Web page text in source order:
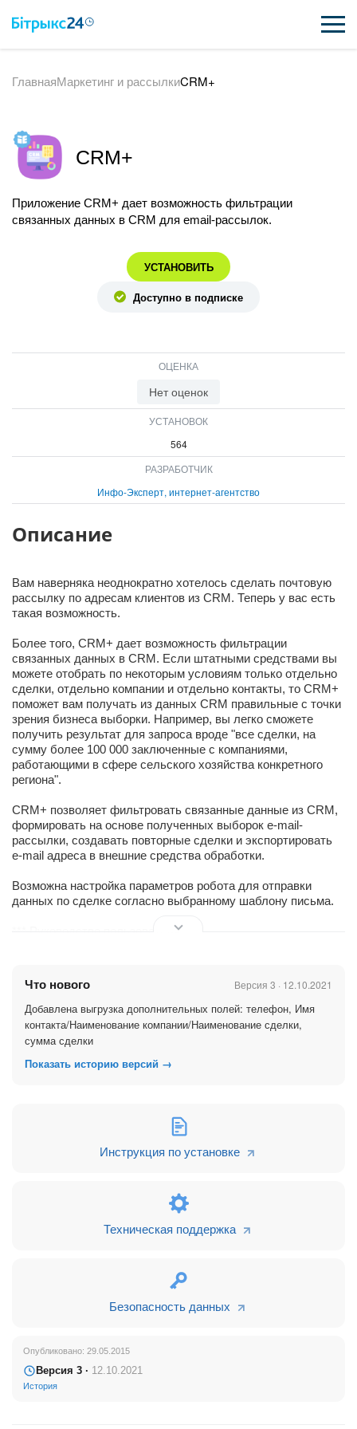
ВОЗМОЖНОСТИ
ИНТЕГРАЦИИ
ПОЛЕЗНОЕ
ВХОД
ГлавнаяМаркетинг и рассылкиCRM+
CRM+
Приложение CRM+ дает возможность фильтрации
связанных данных в CRM для email-рассылок.
УСТАНОВИТЬ
Доступно в подписке
ОЦЕНКА
Нет оценок
УСТАНОВОК
564
РАЗРАБОТЧИК
Инфо-Эксперт, интернет-агентство
Описание
Вам наверняка неоднократно хотелось сделать почтовую
рассылку по адресам клиентов из CRM. Теперь у вас есть
такая возможность.
Более того, CRM+ дает возможность фильтрации
связанных данных в CRM. Если штатными средствами вы
можете отобрать по некоторым условиям только отдельно
сделки, отдельно компании и отдельно контакты, то CRM+
поможет вам получать из данных CRM правильные с точки
зрения бизнеса выборки. Например, вы легко сможете
получить результат для запроса вроде "все сделки, на
сумму более 100 000 заключенные с компаниями,
работающими в сфере сельского хозяйства конкретного
региона".
CRM+ позволяет фильтровать связанные данные из CRM,
формировать на основе полученных выборок e-mail-
рассылки, создавать повторные сделки и экспортировать
e-mail адреса в внешние средства обработки.
Возможна настройка параметров робота для отправки
данных по сделке согласно выбранному шаблону письма.
*** Руководство пользователя:
Что нового Версия 3 · 12.10.2021
Добавлена выгрузка дополнительных полей: телефон, Имя
контакта/Наименование компании/Наименование сделки,
сумма сделки
Показать историю версий →
Инструкция по установке
Техническая поддержка
Безопасность данных
Опубликовано: 29.05.2015
Версия 3 · 12.10.2021
История